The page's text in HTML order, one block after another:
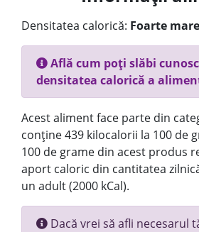
Densitatea calorică: Foarte
Află cum poți slăbi
densitatea calorică a
Acest aliment face parte din
conține 439 kilocalorii la 100 de
100 de grame din acest produs
aport caloric din cantitatea
un adult (2000 kCal).
Dacă vrei să afli necesarul